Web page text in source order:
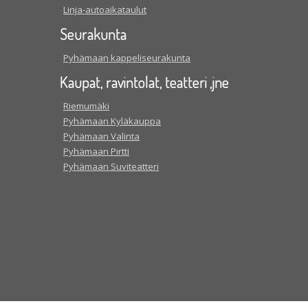
Linja-autoaikataulut
Seurakunta
Pyhämaan kappeliseurakunta
Kaupat, ravintolat, teatteri ,jne
Riemumäki
Pyhämaan Kyläkauppa
Pyhämaan Valinta
Pyhämaan Pirtti
Pyhämaan Suviteatteri